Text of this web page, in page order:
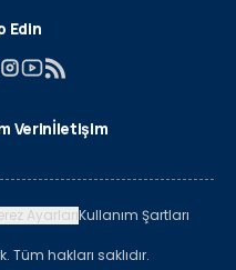
Edin
Verinİletişim
AyarlarıKullanım Şartları
Tüm hakları saklıdır.